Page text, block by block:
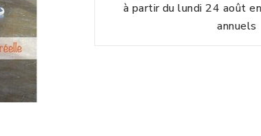
à partir du lundi 24 août
annuels